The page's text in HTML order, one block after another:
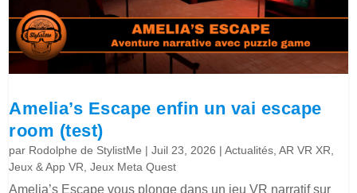
Amelia’s Escape enfin un vai escape
room (test)
par Rodolphe de StylistMe |Juil 23, 2026 |Actualités ,AR VR XR
Jeux & App VR ,Jeux Meta Quest
Amelia’s Escape vous plonge dans un jeu VR narratif sur